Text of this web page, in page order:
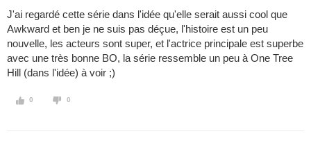
J'ai regardé cette série dans l'idée qu'elle serait aussi cool que
Awkward et ben je ne suis pas déçue, l'histoire est un peu
nouvelle, les acteurs sont super, et l'actrice principale est superbe
avec une très bonne BO, la série ressemble un peu à One Tree
Hill (dans l'idée) à voir ;)
0 0